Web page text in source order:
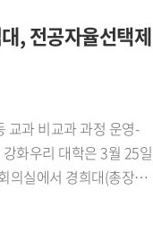
이 대학과 해외 지방정부
델로 자리매김할 것으로
기대한다고 밝혔다.이날
육 프로그램 운영
는 1992년 설립된
다카에 위치하고
여 명의 교원을 보유한
, 전공자율선택제
교과 비교과 과정 운영-
화우리 대학은 3월 25일
의실에서 경희대(총장